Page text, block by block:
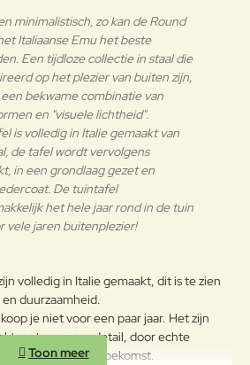
regelmatig te reinigen. Verricht de
reiniging vaker op plaatsen die
door een grote vochtigheid of een
zeeklimaat worden gekenmerkt.
Het wordt aanbevolen om de
oppervlakken met een zachte doek
en met water of neutrale
reinigingsmiddelen te reinigen. De
langdurige en continue
blootstelling aan intense uv-
straling of aan erg lage
temperaturen kunnen de originele
worden aangetast. We raden aan
om de producten wanneer ze
lange tijd niet gebruikt worden of
in de winter te reinigen en op een
beschermde plek op te bergen.
Goed
minimalistisch, zo kan de Round
Italiaanse Emu het beste
Een tijdloze collectie in staal die
op het plezier van buiten zijn,
bekwame combinatie van
en "visuele lichtheid".
is volledig in Italie gemaakt van
de tafel wordt vervolgens
in een grondlaag gezet en
De tuintafel
het hele jaar rond in de tuin
vele jaren buitenplezier!
volledig in Italie gemaakt, dit is te zien
duurzaamheid.
je niet voor een paar jaar. Het zijn
met oog voor detail, door echte
voor de toekomst.